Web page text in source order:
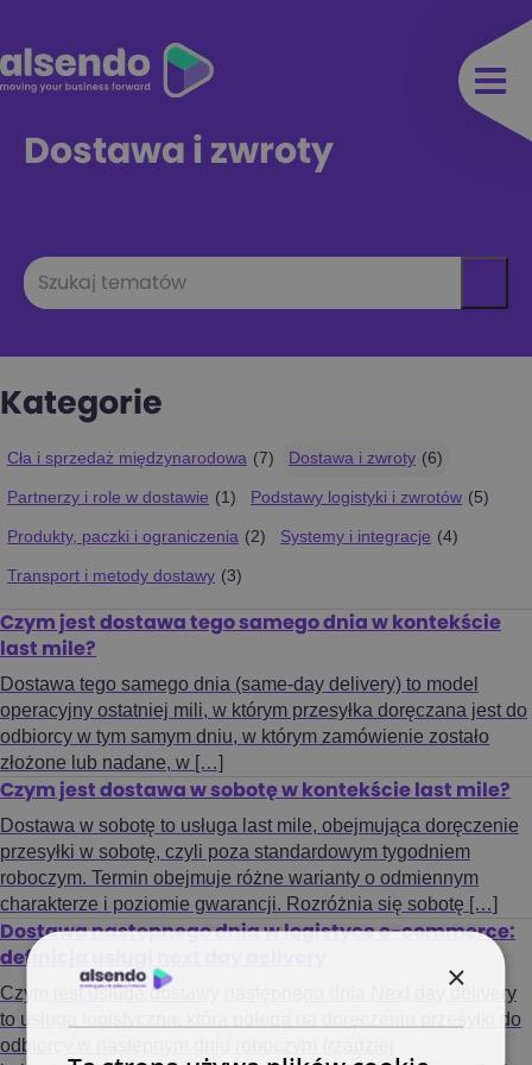
Dostawa i zwroty
Kategorie
Cła i sprzedaż międzynarodowa (7) Dostawa i zwroty (6)
Partnerzy i role w dostawie (1) Podstawy logistyki i zwrotów (5)
Produkty, paczki i ograniczenia (2) Systemy i integracje (4)
Transport i metody dostawy (3)
Czym jest dostawa tego samego dnia w kontekście
last mile?
Dostawa tego samego dnia (same-day delivery) to model
operacyjny ostatniej mili, w którym przesyłka doręczana jest do
odbiorcy w tym samym dniu, w którym zamówienie zostało
złożone lub nadane, w […]
Czym jest dostawa w sobotę w kontekście last mile?
Dostawa w sobotę to usługa last mile, obejmująca doręczenie
przesyłki w sobotę, czyli poza standardowym tygodniem
roboczym. Termin obejmuje różne warianty o odmiennym
charakterze i poziomie gwarancji. Rozróżnia się sobotę […]
Dostawa następnego dnia w logistyce e-commerce:
definicja usługi next day delivery
Czym jest usługa dostawy następnego dnia Next day delivery
to usługa logistyczna, która polega na doręczeniu przesyłki do
odbiorcy w następnym dniu roboczym (rzadziej
×